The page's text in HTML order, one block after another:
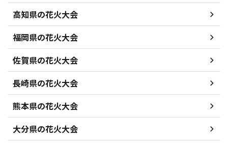
高知県の花火大会
福岡県の花火大会
佐賀県の花火大会
長崎県の花火大会
熊本県の花火大会
大分県の花火大会